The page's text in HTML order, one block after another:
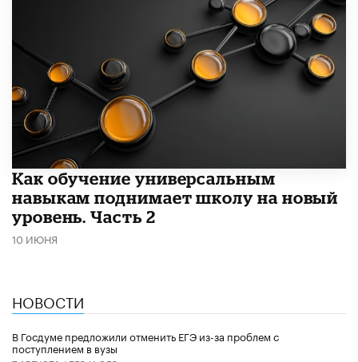
​Как обучение универсальным
навыкам поднимает школу на новый
уровень. Часть 2
10 ИЮНЯ
НОВОСТИ
В Госдуме предложили отменить ЕГЭ из-за проблем с
поступлением в вузы